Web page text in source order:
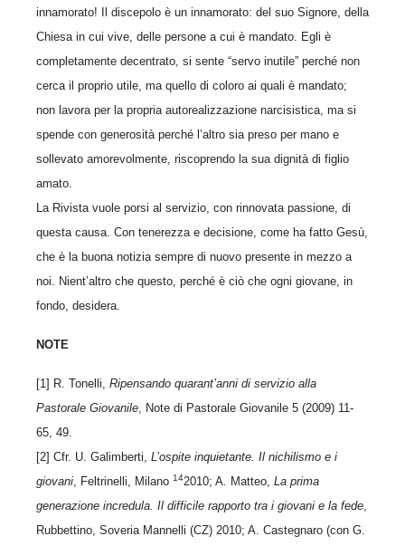
innamorato! Il discepolo è un innamorato: del suo Signore, della
Chiesa in cui vive, delle persone a cui è mandato. Egli è
completamente decentrato, si sente “servo inutile” perché non
cerca il proprio utile, ma quello di coloro ai quali è mandato;
non lavora per la propria autorealizzazione narcisistica, ma si
spende con generosità perché l’altro sia preso per mano e
sollevato amorevolmente, riscoprendo la sua dignità di figlio
amato.
La Rivista vuole porsi al servizio, con rinnovata passione, di
questa causa. Con tenerezza e decisione, come ha fatto Gesù,
che è la buona notizia sempre di nuovo presente in mezzo a
noi. Nient’altro che questo, perché è ciò che ogni giovane, in
fondo, desidera.
NOTE
[1] R. Tonelli, Ripensando quarant’anni di servizio alla
Pastorale Giovanile , Note di Pastorale Giovanile 5 (2009) 11-
65, 49.
[2] Cfr. U. Galimberti, L’ospite inquietante. Il nichilismo e i
giovani , Feltrinelli, Milano 142010; A. Matteo, La prima
generazione incredula. Il difficile rapporto tra i giovani e la fede
Rubbettino, Soveria Mannelli (CZ) 2010; A. Castegnaro (con G.